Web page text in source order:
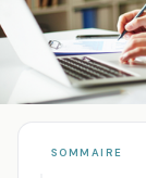
Accueil/
Cas
SOMMAIRE